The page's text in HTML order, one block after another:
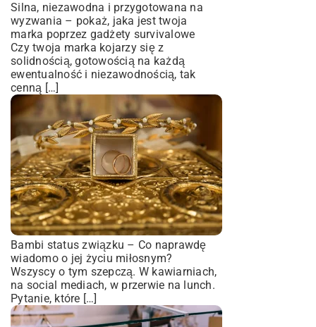
Silna, niezawodna i przygotowana na
wyzwania – pokaż, jaka jest twoja
marka poprzez gadżety survivalowe
Czy twoja marka kojarzy się z
solidnością, gotowością na każdą
ewentualność i niezawodnością, tak
cenną […]
Bambi status związku – Co naprawdę
wiadomo o jej życiu miłosnym?
Wszyscy o tym szepczą. W kawiarniach,
na social mediach, w przerwie na lunch.
Pytanie, które […]